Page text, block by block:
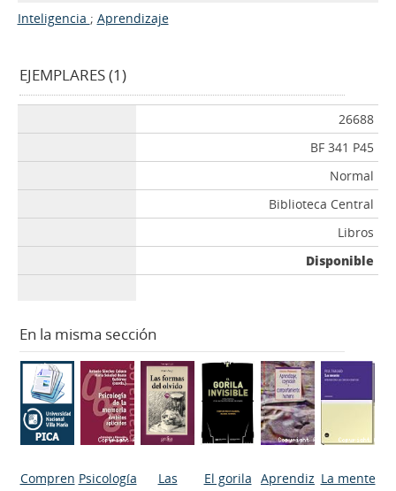
Inteligencia ; Aprendizaje
EJEMPLARES (1)
26688
BF 341 P45
Normal
Biblioteca Central
Libros
Disponible
En la misma sección
Compren Psicología
Las
El gorila Aprendiz La mente